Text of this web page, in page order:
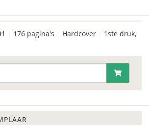
176 pagina's Hardcover
1ste druk,